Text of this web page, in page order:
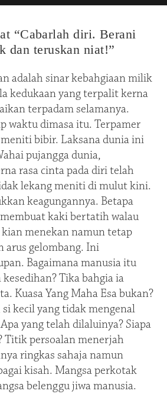
“Cabarlah diri. Berani
dan teruskan niat!”
adalah sinar kebahgiaan milik
kedukaan yang terpalit kerna
terpadam selamanya.
waktu dimasa itu. Terpamer
bibir. Laksana dunia ini
pujangga dunia,
rasa cinta pada diri telah
lekang meniti di mulut kini.
keagungannya. Betapa
kaki bertatih walau
menekan namun tetap
arus gelombang. Ini
Bagaimana manusia itu
Tika bahgia ia
Kuasa Yang Maha Esa bukan?
kecil yang tidak mengenal
yang telah dilaluinya? Siapa
Titik persoalan menerjah
ringkas sahaja namun
kisah. Mangsa perkotak
belenggu jiwa manusia.